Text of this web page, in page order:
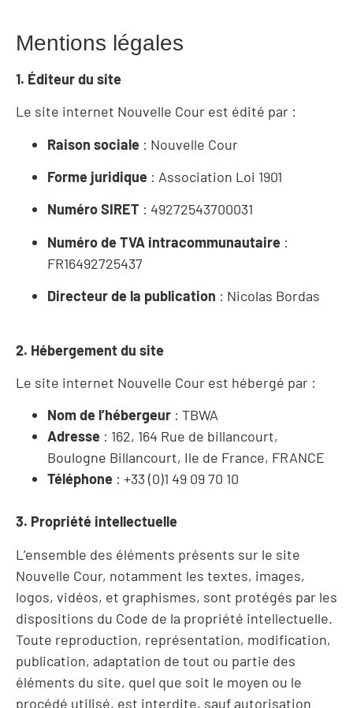
Mentions légales
1. Éditeur du site
Le site internet Nouvelle Cour est édité par :
Raison sociale : Nouvelle Cour
Forme juridique : Association Loi 1901
Numéro SIRET : 49272543700031
Numéro de TVA intracommunautaire :
FR16492725437
Directeur de la publication : Nicolas Bordas
2. Hébergement du site
Le site internet Nouvelle Cour est hébergé par :
Nom de l’hébergeur : TBWA
Adresse : 162, 164 Rue de billancourt,
Boulogne Billancourt, Ile de France, FRANCE
Téléphone : +33 (0)1 49 09 70 10
3. Propriété intellectuelle
L’ensemble des éléments présents sur le site
Nouvelle Cour, notamment les textes, images,
logos, vidéos, et graphismes, sont protégés par les
dispositions du Code de la propriété intellectuelle.
Toute reproduction, représentation, modification,
publication, adaptation de tout ou partie des
éléments du site, quel que soit le moyen ou le
procédé utilisé, est interdite, sauf autorisation